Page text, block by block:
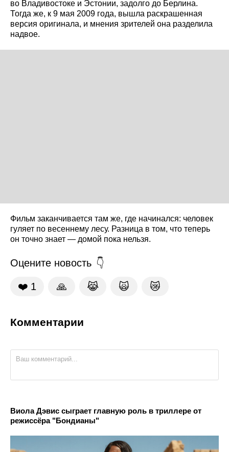
во Владивостоке и Эстонии, задолго до Берлина.
Тогда же, к 9 мая 2009 года, вышла раскрашенная
версия оригинала, и мнения зрителей она разделила
надвое.
Фильм заканчивается там же, где начинался: человек
гуляет по весеннему лесу. Разница в том, что теперь
он точно знает — домой пока нельзя.
Оцените новость
❤️ 1 🙏 😹 🙀 😿
Комментарии
Виола Дэвис сыграет главную роль в триллере от
режиссёра "Бондианы"